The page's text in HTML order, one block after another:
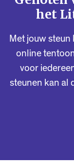
het
Met jouw
online
voor
steunen kan al